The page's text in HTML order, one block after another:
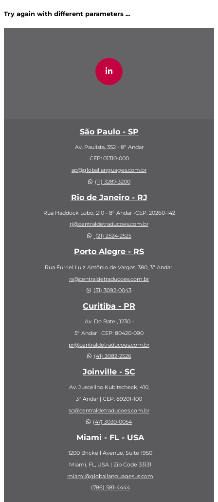
Try again with different parameters ...
São Paulo - SP
Av. Paulista, 352 - 8º Andar
CEP: 01310-000
sp@globallanguages.com.br
(11) 3287-3200
Rio de Janeiro - RJ
Rua Haddock Lobo, 210 - 8º Andar -CEP: 20260-142
rj@centraldetraducoes.com.br
(21) 2524-2525
Porto Alegre - RS
Rua Furriel Luiz Antônio de Vargas, 380, 3º Andar
rs@centraldetraducoes.com.br
(51) 3092-0043
Curitiba - PR
Av. Do Batel, 1230 -
5º Andar | CEP: 80420-090
pr@centraldetraducoes.com.br
(41) 3082-2526
Joinville - SC
Av. Juscelino Kubitscheck, 410,
3º Andar | CEP: 89201-100
sc@centraldetraducoes.com.br
(47) 3030-0054
Miami - FL - USA
1200 Brickell Avenue, Suite 1950
Miami, FL, USA | Zip Code 33131
miami@globallanguagesus.com
(786) 581-4444